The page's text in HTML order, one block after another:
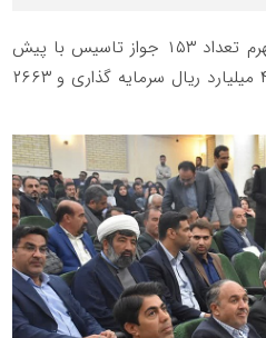
ایزدی بیان کرد: در شهرستان جهرم تعداد ۱۵۳ جواز تاسیس با پیش
بینی بیست و هشت هزار و ۴۲۹ میلیارد ریال سرمایه گذاری و ۲۶۶۳